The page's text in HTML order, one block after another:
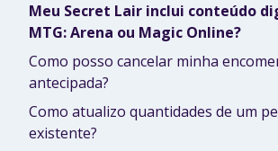
Meu Secret Lair inclui conteúdo
MTG: Arena ou Magic Online?
Como posso cancelar minha
antecipada?
Como atualizo quantidades de um
existente?